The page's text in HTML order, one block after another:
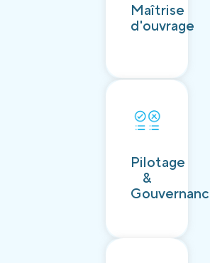
Maîtrise
d'ouvrage
Pilotage
&
Découvrir